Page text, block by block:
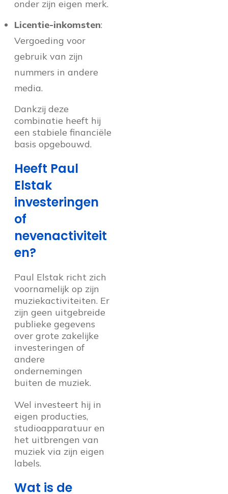
onder zijn eigen merk.
Licentie-inkomsten:
Vergoeding voor
gebruik van zijn
nummers in andere
media.
Dankzij deze
combinatie heeft hij
een stabiele financiële
basis opgebouwd.
Heeft Paul
Elstak
investeringen
of
nevenactiviteit
en?
Paul Elstak richt zich
voornamelijk op zijn
muziekactiviteiten. Er
zijn geen uitgebreide
publieke gegevens
over grote zakelijke
investeringen of
andere
ondernemingen
buiten de muziek.
Wel investeert hij in
eigen producties,
studioapparatuur en
het uitbrengen van
muziek via zijn eigen
labels.
Wat is de